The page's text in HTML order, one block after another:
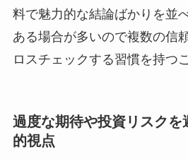
料で魅力的な結論ばかりを並
ある場合が多いので複数の信
ロスチェックする習慣を持つ
過度な期待や投資リスクを
的視点